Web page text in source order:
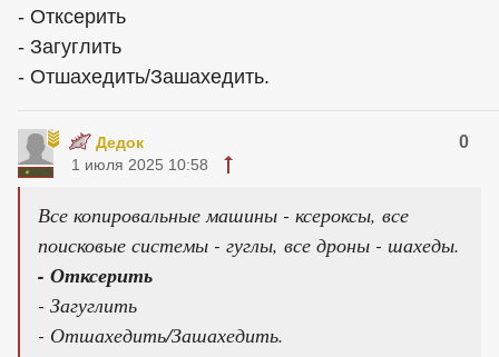
- Отксерить
- Загуглить
- Отшахедить/Зашахедить.
Дедок 0
1 июля 2025 10:58
Все копировальные машины - ксероксы, все
поисковые системы - гуглы, все дроны - шахеды.
- Отксерить
- Загуглить
- Отшахедить/Зашахедить.